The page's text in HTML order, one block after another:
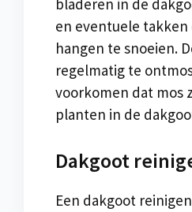
bladeren in de
en eventuele
hangen te snoeien.
regelmatig te
voorkomen dat mos
planten in de
Dakgoot
Een dakgoot